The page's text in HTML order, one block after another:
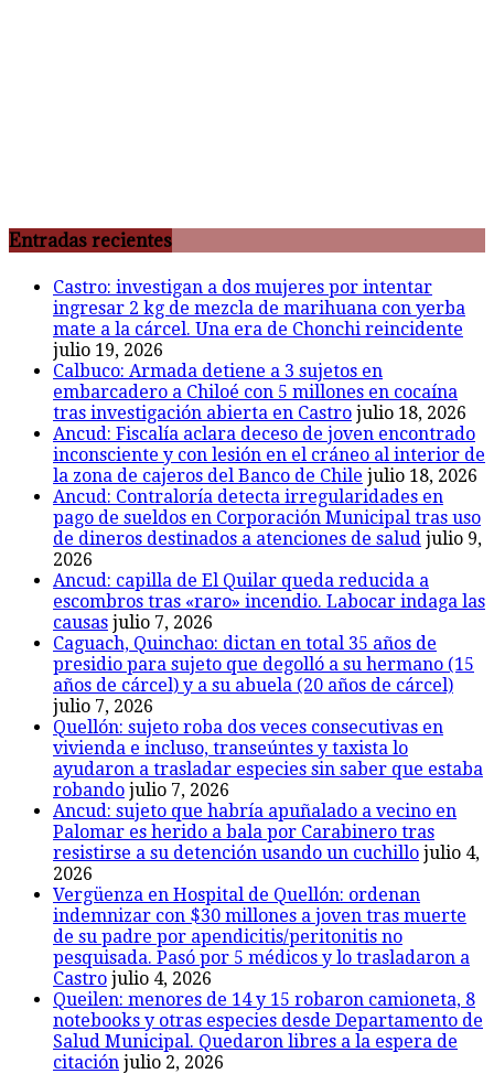
Entradas recientes
Castro: investigan a dos mujeres por intentar
ingresar 2 kg de mezcla de marihuana con yerba
mate a la cárcel. Una era de Chonchi reincidente
julio 19, 2026
Calbuco: Armada detiene a 3 sujetos en
embarcadero a Chiloé con 5 millones en cocaína
tras investigación abierta en Castro julio 18, 2026
Ancud: Fiscalía aclara deceso de joven encontrado
inconsciente y con lesión en el cráneo al interior de
la zona de cajeros del Banco de Chile julio 18, 2026
Ancud: Contraloría detecta irregularidades en
pago de sueldos en Corporación Municipal tras uso
de dineros destinados a atenciones de salud julio 9,
2026
Ancud: capilla de El Quilar queda reducida a
escombros tras «raro» incendio. Labocar indaga las
causas julio 7, 2026
Caguach, Quinchao: dictan en total 35 años de
presidio para sujeto que degolló a su hermano (15
años de cárcel) y a su abuela (20 años de cárcel)
julio 7, 2026
Quellón: sujeto roba dos veces consecutivas en
vivienda e incluso, transeúntes y taxista lo
ayudaron a trasladar especies sin saber que estaba
robando julio 7, 2026
Ancud: sujeto que habría apuñalado a vecino en
Palomar es herido a bala por Carabinero tras
resistirse a su detención usando un cuchillo julio 4,
2026
Vergüenza en Hospital de Quellón: ordenan
indemnizar con $30 millones a joven tras muerte
de su padre por apendicitis/peritonitis no
pesquisada. Pasó por 5 médicos y lo trasladaron a
Castro julio 4, 2026
Queilen: menores de 14 y 15 robaron camioneta, 8
notebooks y otras especies desde Departamento de
Salud Municipal. Quedaron libres a la espera de
citación julio 2, 2026